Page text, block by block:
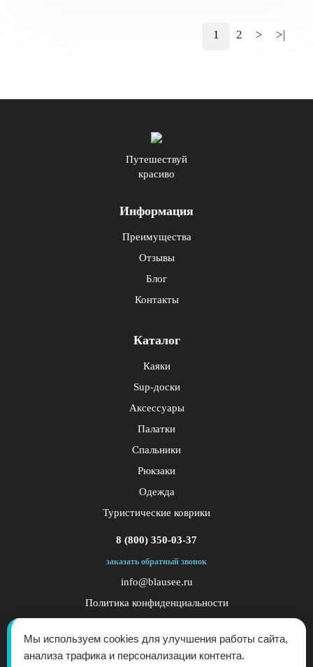
1 2 > >|
Путешествуй
красиво
Информация
Преимущества
Отзывы
Блог
Контакты
Каталог
Каяки
Sup-доски
Аксессуары
Палатки
Спальники
Рюкзаки
Одежда
Туристические коврики
8 (800) 350-03-37
заказать обратный звонок
info@blausee.ru
Политика конфиденциальности
Мы используем cookies для улучшения работы сайта,
анализа трафика и персонализации контента.